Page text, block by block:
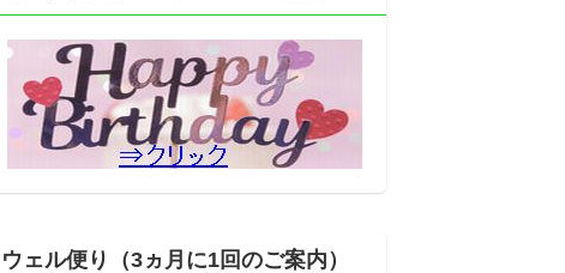
ウェル便り（3ヵ月に1回のご案内）